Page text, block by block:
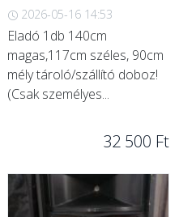
2026-05-16 14:53
Eladó 1db 140cm
magas,117cm széles, 90cm
mély tároló/szállító doboz!
(Csak személyes...
32 500 Ft